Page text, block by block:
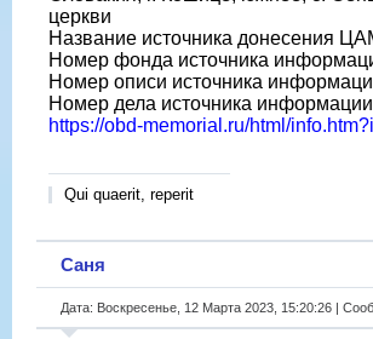
церкви
Название источника донесения
Номер фонда источника
Номер описи источника
Номер дела источника
https://obd-memorial.ru/html/
Qui quaerit, reperit
Саня
Дата: Воскресенье, 12 Марта 2023, 15:20:26 |